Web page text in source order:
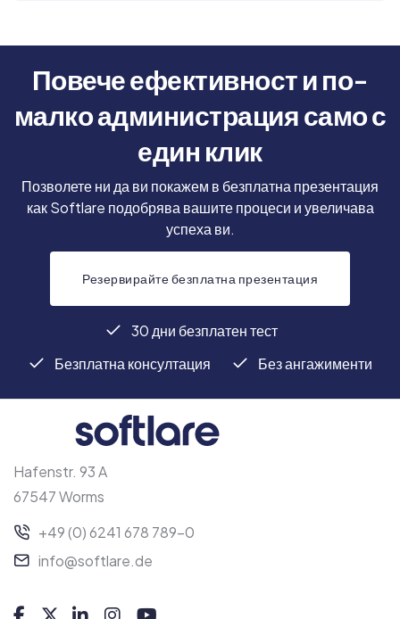
Повече ефективност и по-
малко администрация само с
един клик
Позволете ни да ви покажем в безплатна презентация
как Softlare подобрява вашите процеси и увеличава
успеха ви.
Резервирайте безплатна презентация
30 дни безплатен тест
Безплатна консултация
Без ангажименти
Hafenstr. 93 A
67547 Worms
+49 (0) 6241 678 789-0
info@softlare.de